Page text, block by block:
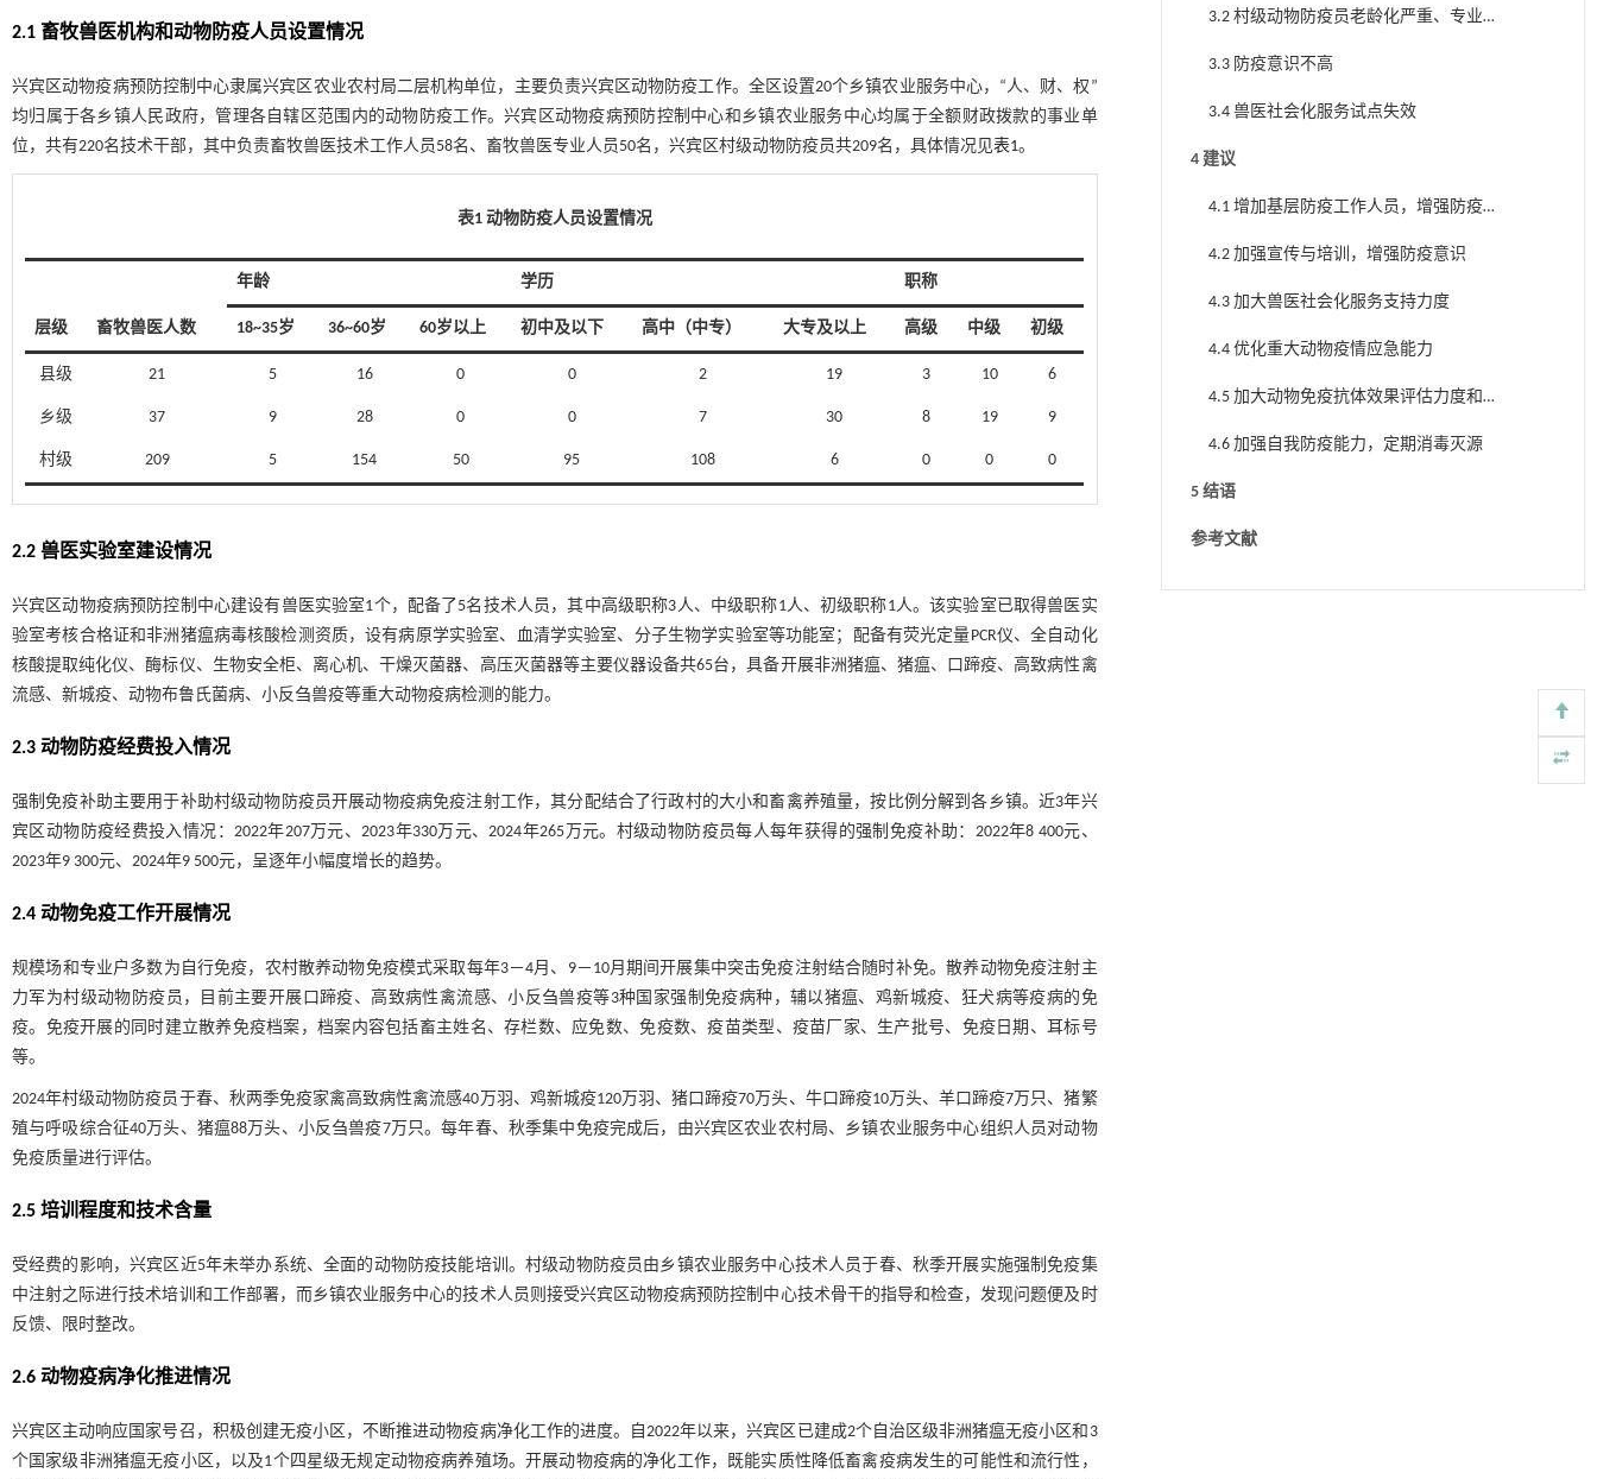
2.1 畜牧兽医机构和动物防疫人员设置情况
兴宾区动物疫病预防控制中心隶属兴宾区农业农村局二层机构单位，主要负责兴宾区动物防疫工作。全区设置20个乡镇农业服务中心，“人、财、权”
均归属于各乡镇人民政府，管理各自辖区范围内的动物防疫工作。兴宾区动物疫病预防控制中心和乡镇农业服务中心均属于全额财政拨款的事业单
位，共有220名技术干部，其中负责畜牧兽医技术工作人员58名、畜牧兽医专业人员50名，兴宾区村级动物防疫员共209名，具体情况见表1。
表1 动物防疫人员设置情况
层级 畜牧兽医人数
年龄 学历 职称
18~35岁 36~60岁 60岁以上 初中及以下 高中（中专） 大专及以上 高级 中级 初级
县级 21 5 16 0 0 2 19 3 10 6
乡级 37 9 28 0 0 7 30 8 19 9
村级 209 5 154 50 95 108 6 0 0 0
2.2 兽医实验室建设情况
兴宾区动物疫病预防控制中心建设有兽医实验室1个，配备了5名技术人员，其中高级职称3人、中级职称1人、初级职称1人。该实验室已取得兽医实
验室考核合格证和非洲猪瘟病毒核酸检测资质，设有病原学实验室、血清学实验室、分子生物学实验室等功能室；配备有荧光定量PCR仪、全自动化
核酸提取纯化仪、酶标仪、生物安全柜、离心机、干燥灭菌器、高压灭菌器等主要仪器设备共65台，具备开展非洲猪瘟、猪瘟、口蹄疫、高致病性禽
流感、新城疫、动物布鲁氏菌病、小反刍兽疫等重大动物疫病检测的能力。
2.3 动物防疫经费投入情况
强制免疫补助主要用于补助村级动物防疫员开展动物疫病免疫注射工作，其分配结合了行政村的大小和畜禽养殖量，按比例分解到各乡镇。近3年兴
宾区动物防疫经费投入情况：2022年207万元、2023年330万元、2024年265万元。村级动物防疫员每人每年获得的强制免疫补助：2022年8 400元、
2023年9 300元、2024年9 500元，呈逐年小幅度增长的趋势。
2.4 动物免疫工作开展情况
规模场和专业户多数为自行免疫，农村散养动物免疫模式采取每年3－4月、9－10月期间开展集中突击免疫注射结合随时补免。散养动物免疫注射主
力军为村级动物防疫员，目前主要开展口蹄疫、高致病性禽流感、小反刍兽疫等3种国家强制免疫病种，辅以猪瘟、鸡新城疫、狂犬病等疫病的免
疫。免疫开展的同时建立散养免疫档案，档案内容包括畜主姓名、存栏数、应免数、免疫数、疫苗类型、疫苗厂家、生产批号、免疫日期、耳标号
等。
2024年村级动物防疫员于春、秋两季免疫家禽高致病性禽流感40万羽、鸡新城疫120万羽、猪口蹄疫70万头、牛口蹄疫10万头、羊口蹄疫7万只、猪繁
殖与呼吸综合征40万头、猪瘟88万头、小反刍兽疫7万只。每年春、秋季集中免疫完成后，由兴宾区农业农村局、乡镇农业服务中心组织人员对动物
免疫质量进行评估。
2.5 培训程度和技术含量
受经费的影响，兴宾区近5年未举办系统、全面的动物防疫技能培训。村级动物防疫员由乡镇农业服务中心技术人员于春、秋季开展实施强制免疫集
中注射之际进行技术培训和工作部署，而乡镇农业服务中心的技术人员则接受兴宾区动物疫病预防控制中心技术骨干的指导和检查，发现问题便及时
反馈、限时整改。
2.6 动物疫病净化推进情况
兴宾区主动响应国家号召，积极创建无疫小区，不断推进动物疫病净化工作的进度。自2022年以来，兴宾区已建成2个自治区级非洲猪瘟无疫小区和3
个国家级非洲猪瘟无疫小区，以及1个四星级无规定动物疫病养殖场。开展动物疫病的净化工作，既能实质性降低畜禽疫病发生的可能性和流行性，
3.2 村级动物防疫员老龄化严重、专业
3.3 防疫意识不高
3.4 兽医社会化服务试点失效
4 建议
4.1 增加基层防疫工作人员，增强防疫
4.2 加强宣传与培训，增强防疫意识
4.3 加大兽医社会化服务支持力度
4.4 优化重大动物疫情应急能力
4.5 加大动物免疫抗体效果评估力度和
4.6 加强自我防疫能力，定期消毒灭源
5 结语
参考文献